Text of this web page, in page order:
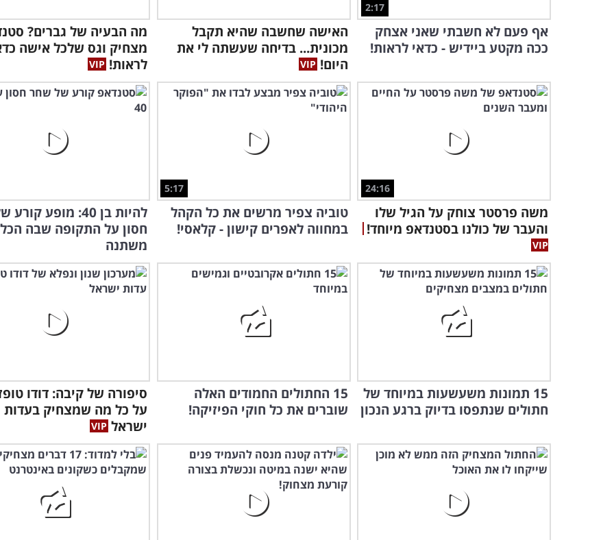
2:17
אף פעם לא חשבתי שאני אצחק
ככה מקטע ביידיש - כדאי לראות!
האישה שחשבה שהיא תקבל
מכונית... בדיחה שעשתה לי את
היום!
מה הבעיה של גברים?
מצחיק וגס שלכל אישה
לראות!
24:16
משה פרסטר צוחק על הגיל שלו
והעבר של כולנו בסטנדאפ מיוחד!
5:17
טוביה צפיר מרשים את כל הקהל
במחווה לאפרים קישון - קלאסי!
להיות בן 40: מופע
חסון על התקופה שבה הכל
משתנה
15 תמונות משעשעות במיוחד של
חתולים שנתפסו בדיוק ברגע הנכון
15 החתולים החמודים האלה
שוברים את כל חוקי הפיזיקה!
סיפורה של קיבה: דודו
על כל מה שמצחיק בעדות
ישראל